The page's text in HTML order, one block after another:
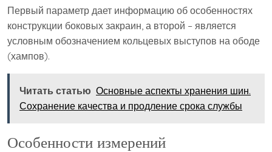
Первый параметр дает информацию об особенностях
конструкции боковых закраин, а второй – является
условным обозначением кольцевых выступов на ободе
(хампов).
Читать статью Основные аспекты хранения шин.
Сохранение качества и продление срока службы
Особенности измерений